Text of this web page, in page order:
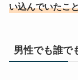
い込んでいたこ
男性でも誰で